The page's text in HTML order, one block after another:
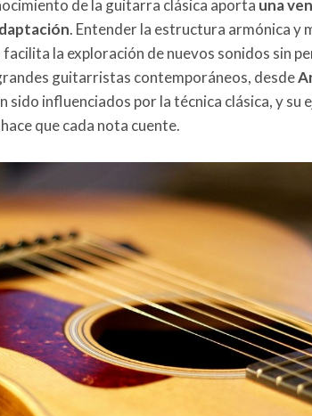
de la guitarra clásica aporta una
. Entender la estructura armónica y
la exploración de nuevos sonidos sin
guitarristas contemporáneos, desde
sido influenciados por la técnica clásica, y su
que cada nota cuente.